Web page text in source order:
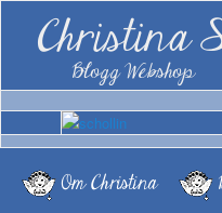
Christina
Blogg Webshop
Om Christina